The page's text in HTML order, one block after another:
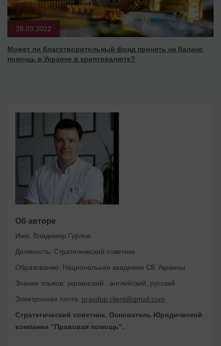
28.03.2022
Может ли благотворительный фонд принять на баланс
помощь в Украине в криптовалюте?
Об авторе
Имя: Владимир Гурлов
Должность: Стратегический советник
Образование: Национальная академия СБ Украины
Знание языков: украинский , английский, русский
Электронная почта: pravdop.client@gmail.com
Стратегический советник. Основатель Юридической
компании "Правовая помощь".